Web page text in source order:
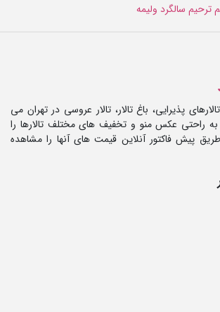
ترحیم سالگرد ولیمه
پذیرایی، باغ تالار، تالار عروسی در تهران می
به راحتی عکس منو و تخفیف های مختلف تالارها را
پیش فاکتور آنلاین قیمت های آنها را مشاهده